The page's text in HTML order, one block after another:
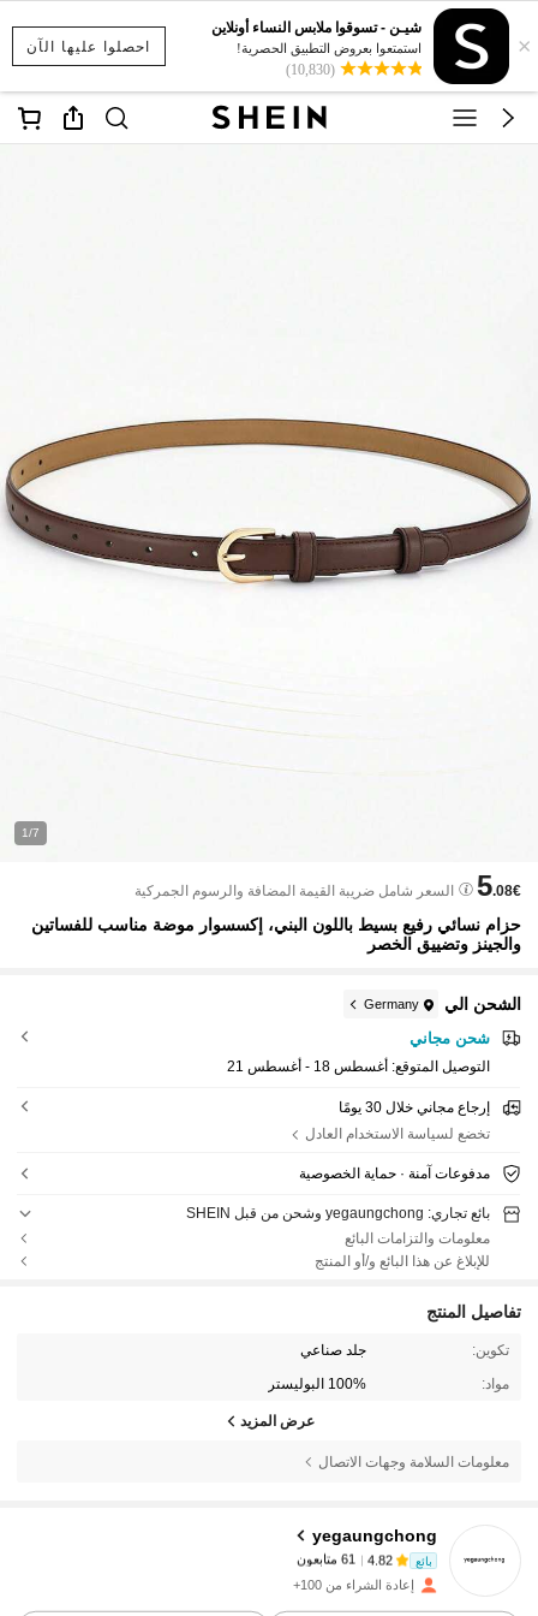
احصلوا عليها الآن ×
شيـن - تسوقوا ملابس النساء أونلاين
استمتعوا بعروض التطبيق الحصرية!
(10,830)
1/7
5.08€ السعر شامل ضريبة القيمة المضافة والرسوم الجمركية
حزام نسائي رفيع بسيط باللون البني، إكسسوار موضة مناسب للفساتين
والجينز وتضييق الخصر
الشحن الي Germany
شحن مجاني
التوصيل المتوقع: أغسطس 18 - أغسطس 21
إرجاع مجاني خلال 30 يومًا
تخضع لسياسة الاستخدام العادل
مدفوعات آمنة · حماية الخصوصية
بائع تجاري: yegaungchong وشحن من قبل SHEIN
معلومات والتزامات البائع
للإبلاغ عن هذا البائع و/أو المنتج
تفاصيل المنتج
تكوين: جلد صناعي
مواد: 100% البوليستر
عرض المزيد
معلومات السلامة وجهات الاتصال
yegaungchong
بائع
4.82
61 متابعون
s***a تمت متابعة
4.82
61 متابعون
إعادة الشراء من 100+